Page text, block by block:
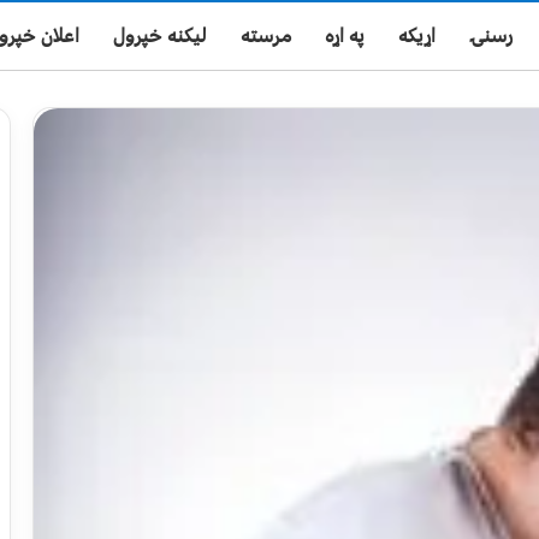
رسنۍ اړیکه په اړه مرسته لیکنه خپرول اعلان